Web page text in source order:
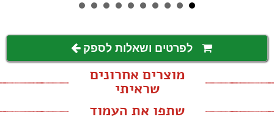
לפרטים ושאלות לספק
מוצרים אחרונים
שראיתי
שתפו את העמוד